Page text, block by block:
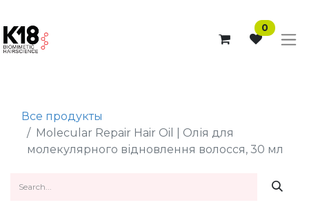
0
Все продукты
Molecular Repair Hair Oil | Олія для
молекулярного відновлення волосся, 30 мл